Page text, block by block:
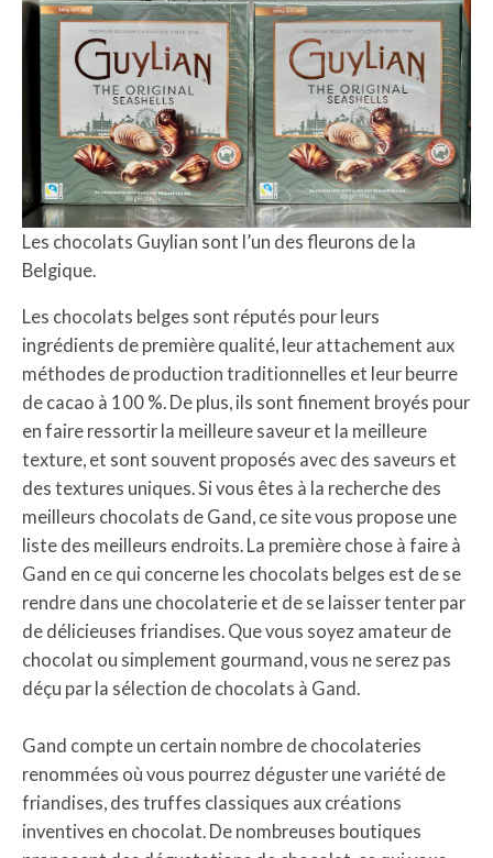
Les chocolats Guylian sont l’un des fleurons de la
Belgique.
Les chocolats belges sont réputés pour leurs
ingrédients de première qualité, leur attachement aux
méthodes de production traditionnelles et leur beurre
de cacao à 100 %. De plus, ils sont finement broyés pour
en faire ressortir la meilleure saveur et la meilleure
texture, et sont souvent proposés avec des saveurs et
des textures uniques. Si vous êtes à la recherche des
meilleurs chocolats de Gand, ce site vous propose une
liste des meilleurs endroits. La première chose à faire à
Gand en ce qui concerne les chocolats belges est de se
rendre dans une chocolaterie et de se laisser tenter par
de délicieuses friandises. Que vous soyez amateur de
chocolat ou simplement gourmand, vous ne serez pas
déçu par la sélection de chocolats à Gand.
Gand compte un certain nombre de chocolateries
renommées où vous pourrez déguster une variété de
friandises, des truffes classiques aux créations
inventives en chocolat. De nombreuses boutiques